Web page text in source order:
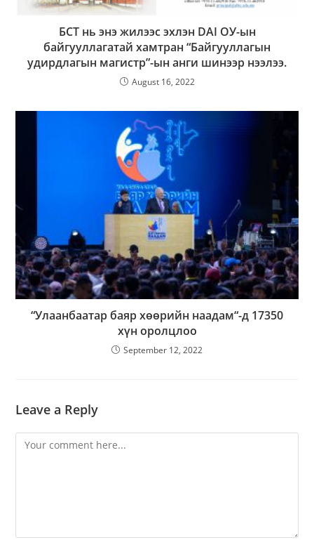
БСТ нь энэ жилээс эхлэн DAI ОУ-ын
байгууллагатай хамтран “Байгууллагын
удирдлагын магистр”-ын анги шинээр нээлээ.
August 16, 2022
“Улаанбаатар баяр хөөрийн наадам“-д 17350
хүн оролцлоо
September 12, 2022
Leave a Reply
Comment